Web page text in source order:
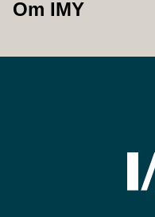
Om IMY